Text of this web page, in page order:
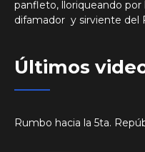
panfleto, lloriqueando
difamador y sirviente del
Últimos
Rumbo hacia la 5ta.